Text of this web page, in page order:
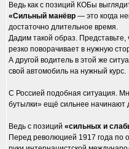
Ведь как с позиций КОБы
«Сильный манёвр — это когда
достаточно длительное время.
Дадим такой образ. Представьте,
резко поворачивает в нужную
А другой водитель в этой же
свой автомобиль на нужный курс.
С Россией подобная ситуация.
бутылки» ещё сильнее начинают
Ведь с позиций «сильных и
Перед революцией 1917 года по